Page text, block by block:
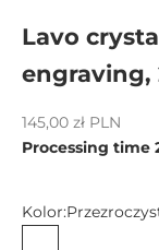
Lavo
engraving,
Sale price
145,00 zł PLN
Processing time
Kolor: